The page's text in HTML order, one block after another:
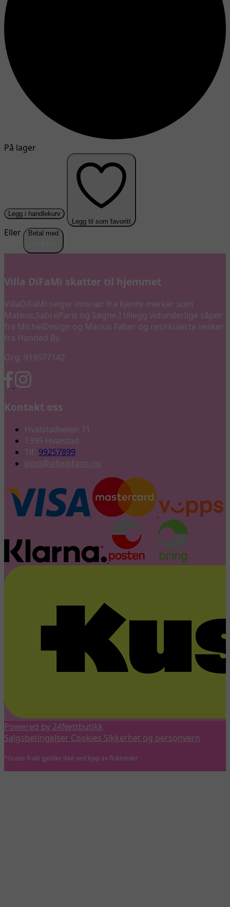
På lager
Legg i handlekurv
Legg til som favoritt
Eller Betal med
Villa DiFaMi skatter til hjemmet
VillaDiFaMi selger interiør fra kjente merker som
Mateus,SabreParis og Søgne.I tillegg vidunderlige såper
fra MichelDesign og Marius Faber og resirkulerte vesker
fra Handed By.
Org. 919577142
Kontakt oss
Hvalstadveien 71
1395 Hvalstad
Tlf: 99257899
post@villadifami.no
Powered by 24Nettbutikk
Salgsbetingelser Cookies Sikkerhet og personvern
*Gratis frakt gjelder ikke ved kjøp av fluktstoler